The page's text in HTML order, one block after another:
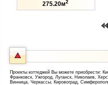
275.20м2
Проекты коттеджей Вы можете приобрести:
Франковск, Ужгород, Луганск, Николаев,
Винница, Черкассы, Кировоград,